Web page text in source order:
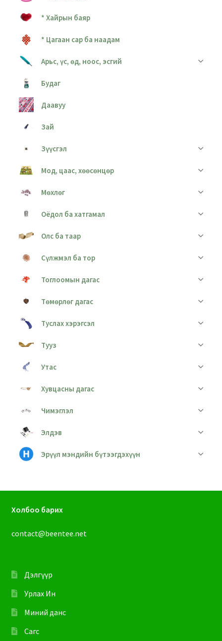
* Хайрын баяр
* Цагаан сар ба наадам
Арьс, үс, өд, ноос, эсгий
Будаг
Даавуу
Зай
Зүүсгэл
Мод, цаас, хөөсөнцөр
Мөхлөг
Оёдол ба хатгамал
Олс ба таар
Сүлжмэл ба тор
Тоглоомын дагас
Төмөрлөг дагас
Туслах хэрэгсэл
Тууз
Утас
Хувцасны дагас
Чимэглэл
Элдэв
Эрүүл мэндийн бүтээгдэхүүн
Холбоо барих
contact@beentee.net
Дэлгүүр
Урлах Ин
Миний данс
Сагс